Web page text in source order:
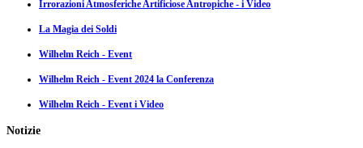
Irrorazioni Atmosferiche Artificiose Antropiche - i Video
La Magia dei Soldi
Wilhelm Reich - Event
Wilhelm Reich - Event 2024 la Conferenza
Wilhelm Reich - Event i Video
Notizie